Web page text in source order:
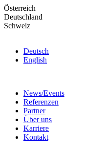
Skip
to
the
Österreich
Deutschland
Schweiz
Deutsch
English
News/Events
Referenzen
Partner
Über uns
Karriere
Kontakt